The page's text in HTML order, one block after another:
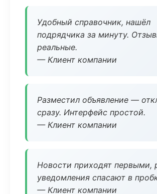
Удобный справочник, нашёл
подрядчика за минуту.
реальные.
— Клиент компании
Разместил объявление —
сразу. Интерфейс простой.
— Клиент компании
Новости приходят первыми,
уведомления спасают в
— Клиент компании